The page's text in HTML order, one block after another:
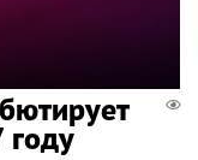
году